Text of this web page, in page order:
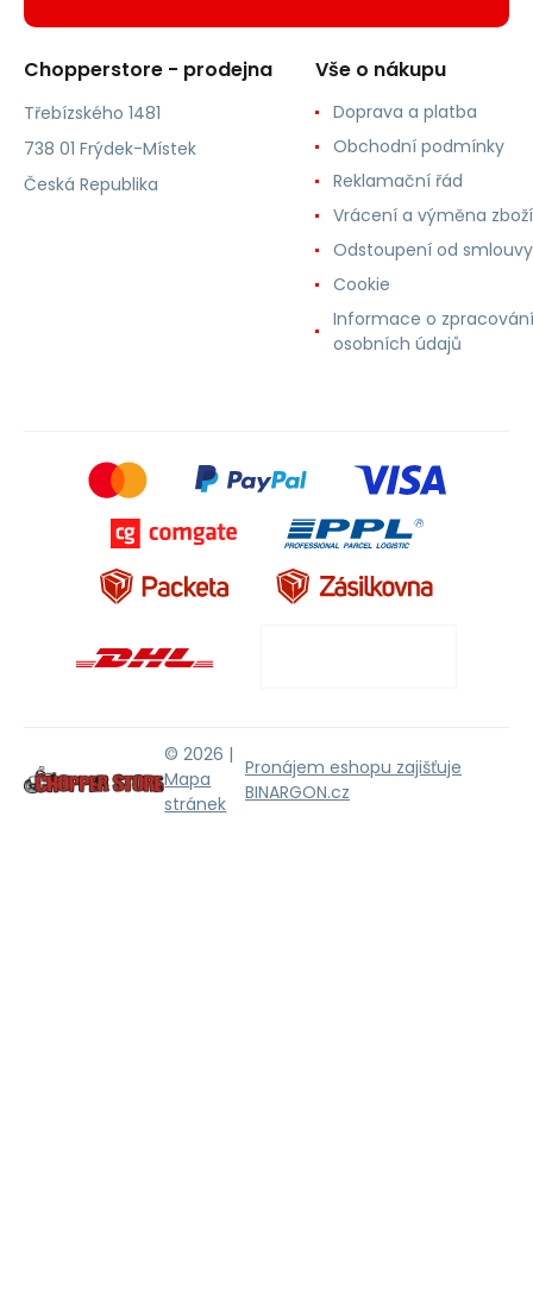
Chopperstore - prodejna
Třebízského 1481
738 01 Frýdek-Místek
Česká Republika
Vše o nákupu
Doprava a platba
Obchodní podmínky
Reklamační řád
Vrácení a výměna zboží
Odstoupení od smlouvy
Cookie
Informace o zpracování
osobních údajů
© 2026 |
Mapa
stránek
Pronájem eshopu zajišťuje
BINARGON.cz